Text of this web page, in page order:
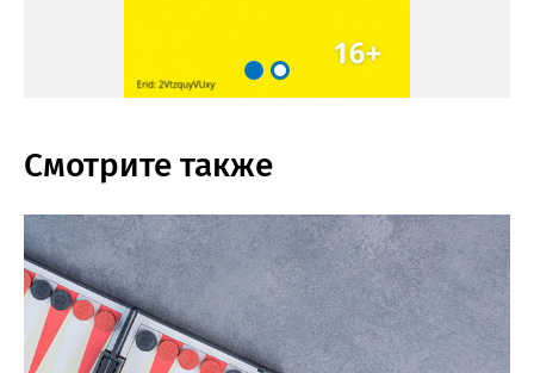
Смотрите также